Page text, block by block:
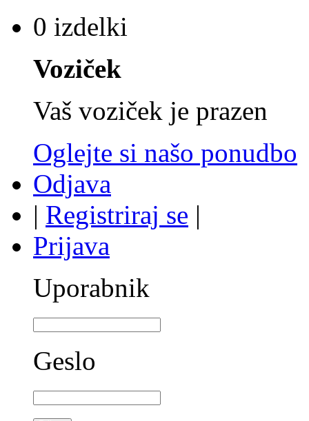
0 izdelki
Voziček
Vaš voziček je prazen
Oglejte si našo ponudbo
Odjava
| Registriraj se |
Prijava
Uporabnik
Geslo